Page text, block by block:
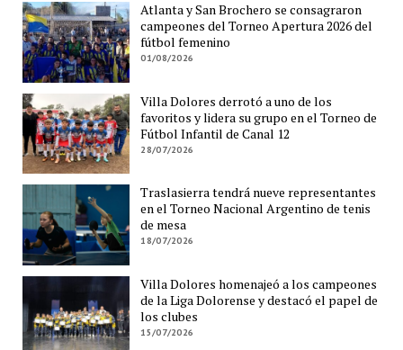
Atlanta y San Brochero se consagraron
campeones del Torneo Apertura 2026 del
fútbol femenino
01/08/2026
Villa Dolores derrotó a uno de los
favoritos y lidera su grupo en el Torneo de
Fútbol Infantil de Canal 12
28/07/2026
Traslasierra tendrá nueve representantes
en el Torneo Nacional Argentino de tenis
de mesa
18/07/2026
Villa Dolores homenajeó a los campeones
de la Liga Dolorense y destacó el papel de
los clubes
15/07/2026